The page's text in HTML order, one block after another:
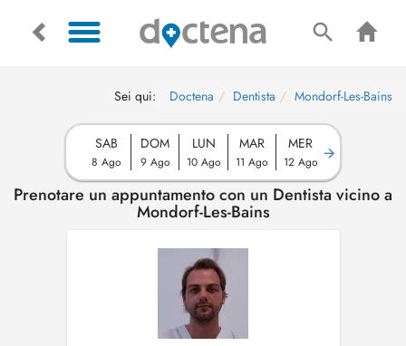
Sei qui: Doctena Dentista Mondorf-Les-Bains
SAB
8 Ago
DOM
9 Ago
LUN
10 Ago
MAR
11 Ago
MER
12 Ago
Prenotare un appuntamento con un Dentista vicino a
Mondorf-Les-Bains